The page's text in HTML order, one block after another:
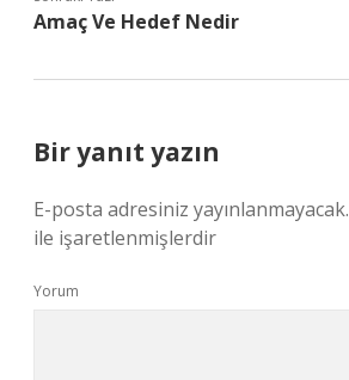
Amaç Ve Hedef Nedir
Bir yanıt yazın
E-posta adresiniz yayınlanmayacak.
ile işaretlenmişlerdir
Yorum